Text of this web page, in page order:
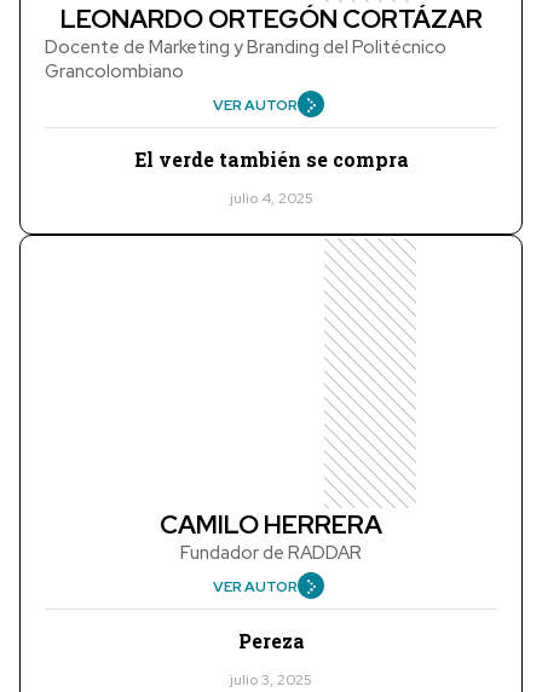
LEONARDO ORTEGÓN CORTÁZAR
Docente de Marketing y Branding del Politécnico
Grancolombiano
VER AUTOR
El verde también se compra
julio 4, 2025
CAMILO HERRERA
Fundador de RADDAR
VER AUTOR
Pereza
julio 3, 2025